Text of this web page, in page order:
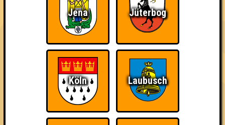
====================================
Endlich mal da quizzen, wo das geballte Wissen steht: in einer
Ob ihr dann auch während der Quizrunden nachschlagen dürft,
muss euer Quizmaster Raphael entscheiden, der euch durch
dieses zweiründige Spezialquiz führen wird.
Euch erwarten Fragen rund um die wahnsinnig große Welt der
Bücher und alles, was dazu gehört und keine Sorge: es wird
nicht zu schwer.
Jena Jüterbog
Köln Laubusch